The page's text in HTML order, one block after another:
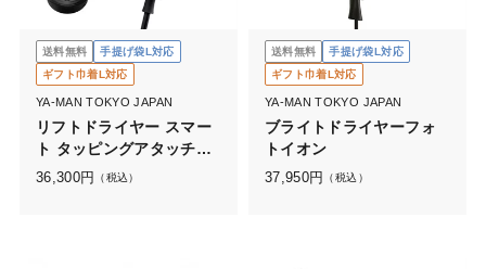
送料無料
手提げ袋L対応
ギフト巾着L対応
YA-MAN TOKYO JAPAN
リフトドライヤー スマー
ト タッピングアタッチメ
ント付
36,300円 （税込）
送料無料
手提げ袋L対応
ギフト巾着L対応
YA-MAN TOKYO JAPAN
ブライトドライヤーフォ
トイオン
37,950円 （税込）